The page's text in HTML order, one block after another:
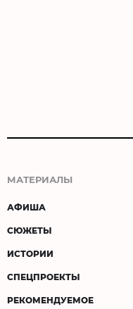
МАТЕРИАЛЫ
АФИША
СЮЖЕТЫ
ИСТОРИИ
СПЕЦПРОЕКТЫ
РЕКОМЕНДУЕМОЕ